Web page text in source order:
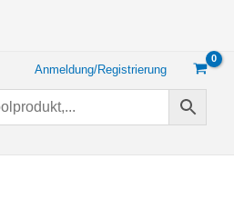
Anmeldung/Registrierung